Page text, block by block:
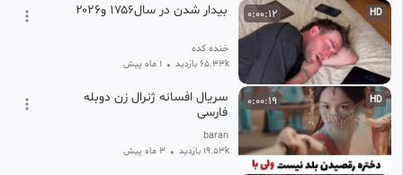
HD
0:00:12 بیدار شدن در سال۱۷۵۶ و۲۰۲۶
خنده کده
65.33k بازدید • 1 ماه پیش
HD
0:00:19
سریال افسانه ژنرال زن دوبله
فارسی
baran
19.53k بازدید • 3 ماه پیش